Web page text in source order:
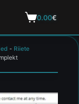
0.00€
- Riiete